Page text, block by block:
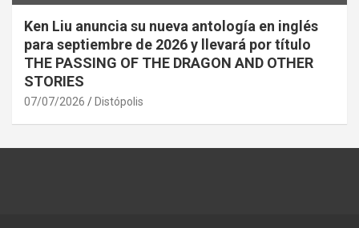
Ken Liu anuncia su nueva antología en inglés
para septiembre de 2026 y llevará por título
THE PASSING OF THE DRAGON AND OTHER
STORIES
07/07/2026 Distópolis